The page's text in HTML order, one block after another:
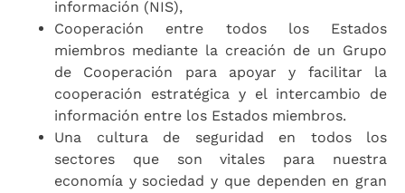
información (NIS),
Cooperación entre todos los Estados
miembros mediante la creación de un Grupo
de Cooperación para apoyar y facilitar la
cooperación estratégica y el intercambio de
información entre los Estados miembros.
Una cultura de seguridad en todos los
sectores que son vitales para nuestra
economía y sociedad y que dependen en gran